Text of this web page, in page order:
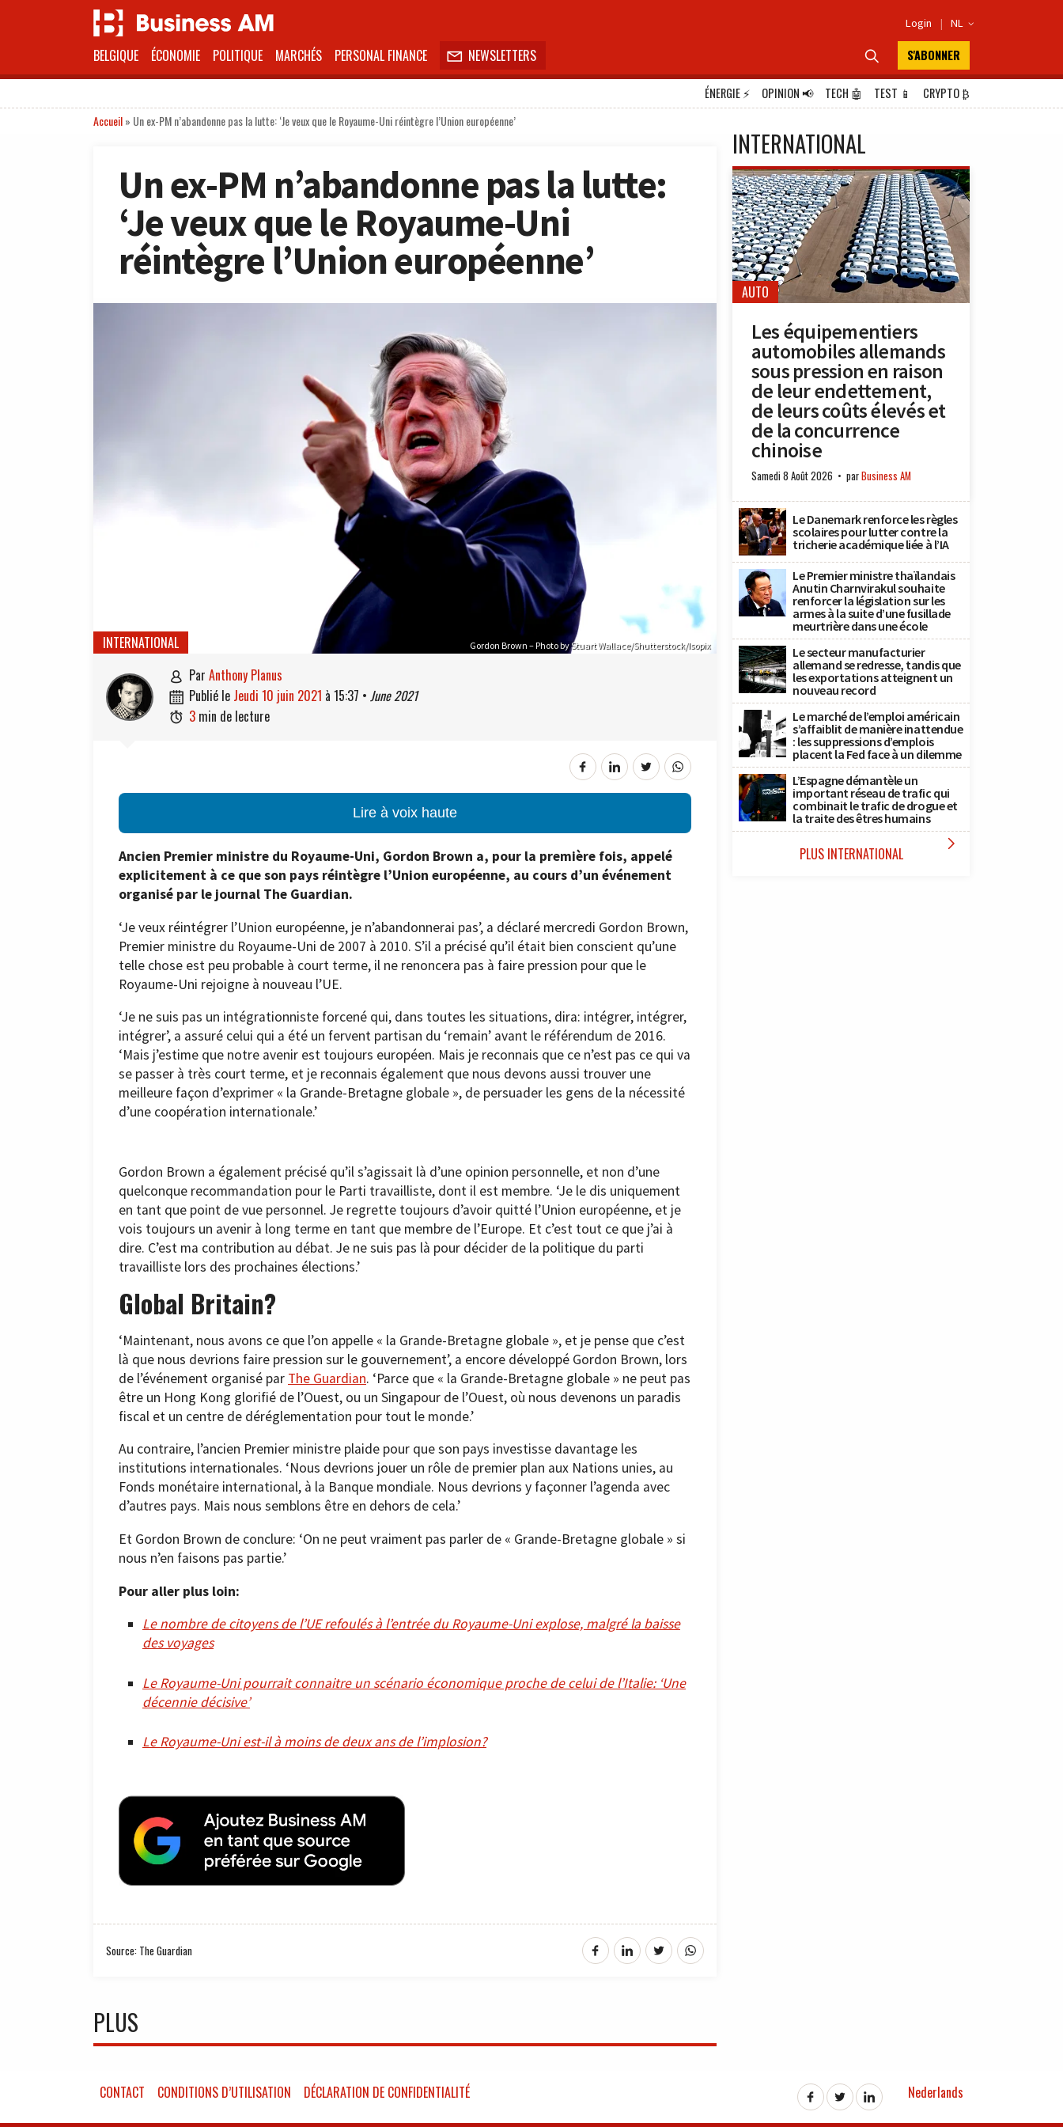
Login | NL 
BELGIQUE ÉCONOMIE POLITIQUE MARCHÉS PERSONAL FINANCE  NEWSLETTERS  S'ABONNER
ÉNERGIE⚡ OPINION📢 TECH 🤖 TEST 📱 CRYPTO₿
Accueil» Un ex-PM n’abandonne pas la lutte: ‘Je veux que le Royaume-Uni réintègre l’Union européenne’
Un ex-PM n’abandonne pas la lutte:
‘Je veux que le Royaume-Uni
réintègre l’Union européenne’
Gordon Brown – Photo by Stuart Wallace/Shutterstock/Isopix
INTERNATIONAL
 par Anthony Planus
 publié le jeudi 10 juin 2021 à 15:37 • June 2021
 3 min de lecture
Lire à voix haute
Ancien Premier ministre du Royaume-Uni, Gordon Brown a, pour la première fois, appelé
explicitement à ce que son pays réintègre l’Union européenne, au cours d’un événement
organisé par le journal The Guardian.
‘Je veux réintégrer l’Union européenne, je n’abandonnerai pas’, a déclaré mercredi Gordon Brown,
Premier ministre du Royaume-Uni de 2007 à 2010. S’il a précisé qu’il était bien conscient qu’une
telle chose est peu probable à court terme, il ne renoncera pas à faire pression pour que le
Royaume-Uni rejoigne à nouveau l’UE.
‘Je ne suis pas un intégrationniste forcené qui, dans toutes les situations, dira: intégrer, intégrer,
intégrer’, a assuré celui qui a été un fervent partisan du ‘remain’ avant le référendum de 2016.
‘Mais j’estime que notre avenir est toujours européen. Mais je reconnais que ce n’est pas ce qui va
se passer à très court terme, et je reconnais également que nous devons aussi trouver une
meilleure façon d’exprimer « la Grande-Bretagne globale », de persuader les gens de la nécessité
d’une coopération internationale.’
Gordon Brown a également précisé qu’il s’agissait là d’une opinion personnelle, et non d’une
quelconque recommandation pour le Parti travailliste, dont il est membre. ‘Je le dis uniquement
en tant que point de vue personnel. Je regrette toujours d’avoir quitté l’Union européenne, et je
vois toujours un avenir à long terme en tant que membre de l’Europe. Et c’est tout ce que j’ai à
dire. C’est ma contribution au débat. Je ne suis pas là pour décider de la politique du parti
travailliste lors des prochaines élections.’
Global Britain?
‘Maintenant, nous avons ce que l’on appelle « la Grande-Bretagne globale », et je pense que c’est
là que nous devrions faire pression sur le gouvernement’, a encore développé Gordon Brown, lors
de l’événement organisé par The Guardian. ‘Parce que « la Grande-Bretagne globale » ne peut pas
être un Hong Kong glorifié de l’Ouest, ou un Singapour de l’Ouest, où nous devenons un paradis
fiscal et un centre de déréglementation pour tout le monde.’
Au contraire, l’ancien Premier ministre plaide pour que son pays investisse davantage les
institutions internationales. ‘Nous devrions jouer un rôle de premier plan aux Nations unies, au
Fonds monétaire international, à la Banque mondiale. Nous devrions y façonner l’agenda avec
d’autres pays. Mais nous semblons être en dehors de cela.’
Et Gordon Brown de conclure: ‘On ne peut vraiment pas parler de « Grande-Bretagne globale » si
nous n’en faisons pas partie.’
Pour aller plus loin:
Le nombre de citoyens de l’UE refoulés à l’entrée du Royaume-Uni explose, malgré la baisse
des voyages
Le Royaume-Uni pourrait connaitre un scénario économique proche de celui de l’Italie: ‘Une
décennie décisive’
Le Royaume-Uni est-il à moins de deux ans de l’implosion?
Source: The Guardian
PLUS
INTERNATIONAL
AUTO
Les équipementiers
automobiles allemands
sous pression en raison
de leur endettement,
de leurs coûts élevés et
de la concurrence
chinoise
Samedi 8 Août 2026 parBusiness AM
Le Danemark renforce les règles
scolaires pour lutter contre la
tricherie académique liée à l’IA
Le Premier ministre thaïlandais
Anutin Charnvirakul souhaite
renforcer la législation sur les
armes à la suite d’une fusillade
meurtrière dans une école
Le secteur manufacturier
allemand se redresse, tandis que
les exportations atteignent un
nouveau record
Le marché de l’emploi américain
s’affaiblit de manière inattendue
: les suppressions d’emplois
placent la Fed face à un dilemme
L’Espagne démantèle un
important réseau de trafic qui
combinait le trafic de drogue et
la traite des êtres humains
PLUS INTERNATIONAL 
CONTACT CONDITIONS D’UTILISATION DÉCLARATION DE CONFIDENTIALITÉ Nederlands